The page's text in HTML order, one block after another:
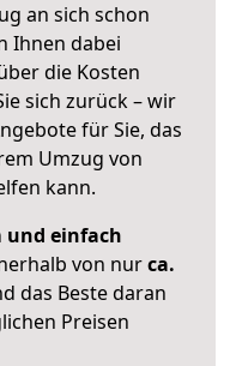
an sich schon
Ihnen dabei
die Kosten
sich zurück – wir
für Sie, das
Umzug von
kann.
und einfach
von nurca.
das Beste daran
Preisen